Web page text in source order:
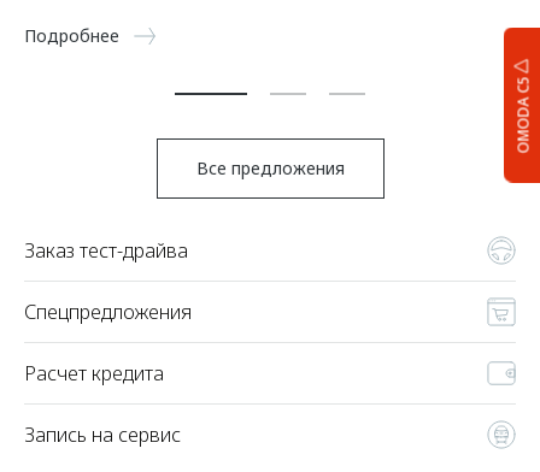
OMODA C5
Подробнее
5
Все предложения
Заказ тест-драйва
Спецпредложения
Расчет кредита
Запись на сервис